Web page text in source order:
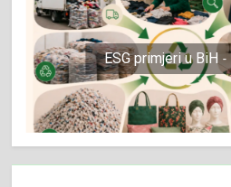
ESG primjeri u BiH